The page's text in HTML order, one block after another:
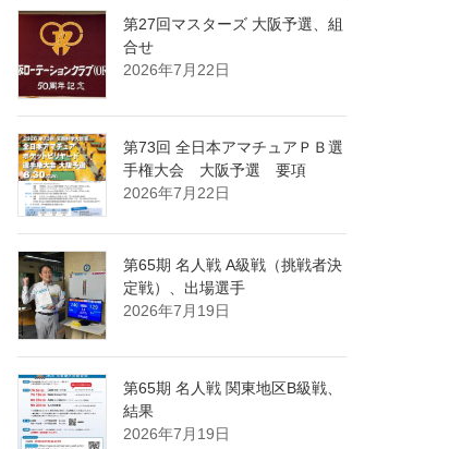
第27回マスターズ 大阪予選、組
合せ
2026年7月22日
第73回 全日本アマチュアＰＢ選
手権大会 大阪予選 要項
2026年7月22日
第65期 名人戦 A級戦（挑戦者決
定戦）、出場選手
2026年7月19日
第65期 名人戦 関東地区B級戦、
結果
2026年7月19日